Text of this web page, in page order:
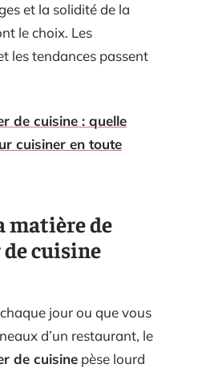
et la solidité de la
le choix. Les
les tendances passent
de cuisine : quelle
cuisiner en toute
matière de
cuisine
jour ou que vous
d’un restaurant, le
de cuisine pèse lourd